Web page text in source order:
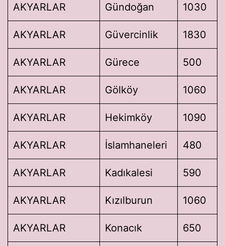
AKYARLAR Gündoğan 1030
AKYARLAR Güvercinlik 1830
AKYARLAR Gürece 500
AKYARLAR Gölköy 1060
AKYARLAR Hekimköy 1090
AKYARLAR İslamhaneleri 480
AKYARLAR Kadıkalesi 590
AKYARLAR Kızılburun 1060
AKYARLAR Konacık 650